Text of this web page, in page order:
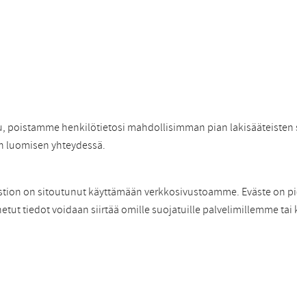
henkilötietosi mahdollisimman pian
luomisen yhteydessä.
on sitoutunut käyttämään verkkosivustoamme. Eväste on
tiedot voidaan siirtää omille suojatuille palvelimillemme